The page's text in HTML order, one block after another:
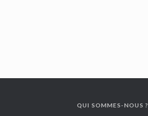
QUI SOMMES-NOUS ?